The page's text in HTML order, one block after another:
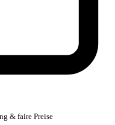
& faire Preise